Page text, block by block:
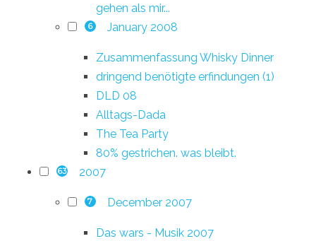
gehen als mir...
6 January 2008
Zusammenfassung Whisky Dinner
dringend benötigte erfindungen (1)
DLD 08
Alltags-Dada
The Tea Party
80% gestrichen. was bleibt.
63 2007
7 December 2007
Das wars - Musik 2007